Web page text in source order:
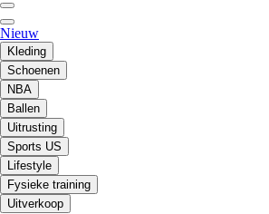
Nieuw
Kleding
Schoenen
NBA
Ballen
Uitrusting
Sports US
Lifestyle
Fysieke training
Uitverkoop